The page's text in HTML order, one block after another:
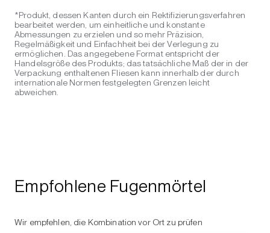
*Produkt, dessen Kanten durch ein Rektifizierungsverfahren
bearbeitet werden, um einheitliche und konstante
Abmessungen zu erzielen und so mehr Präzision,
Regelmäßigkeit und Einfachheit bei der Verlegung zu
ermöglichen. Das angegebene Format entspricht der
Handelsgröße des Produkts; das tatsächliche Maß der in der
Verpackung enthaltenen Fliesen kann innerhalb der durch
internationale Normen festgelegten Grenzen leicht
abweichen.
Empfohlene Fugenmörtel
Wir empfehlen, die Kombination vor Ort zu prüfen